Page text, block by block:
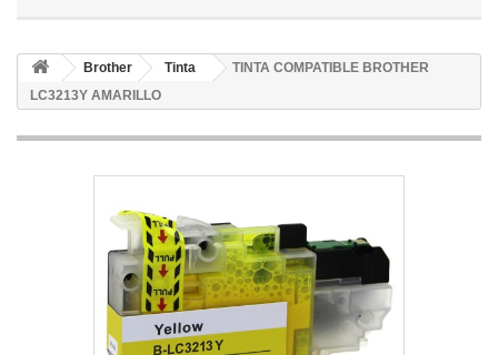
Brother Tinta
TINTA COMPATIBLE BROTHER
LC3213Y AMARILLO